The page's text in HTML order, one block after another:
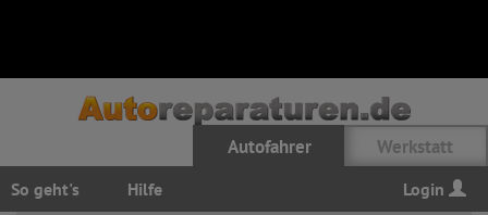
Autofahrer Werkstatt
So geht's Hilfe Login